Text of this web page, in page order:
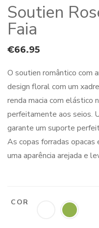
Soutien
Faia
€66.95
O soutien romântico com
design floral com um
renda macia com elástico
perfeitamente aos seios.
garante um suporte
As copas forradas
uma aparência arejada e
COR